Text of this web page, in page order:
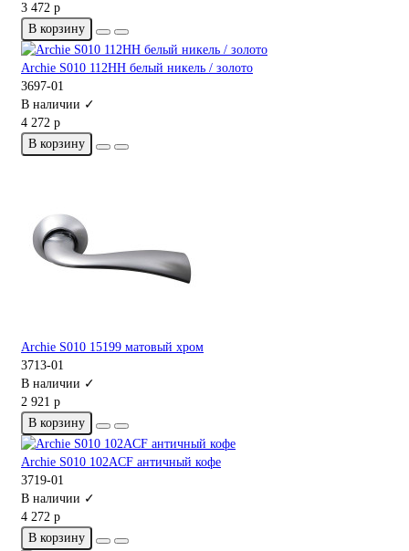
3 472 р
В корзину
Archie S010 112HH белый никель / золото
3697-01
В наличии ✓
4 272 р
В корзину
Archie S010 15199 матовый хром
3713-01
В наличии ✓
2 921 р
В корзину
Archie S010 102ACF античный кофе
3719-01
В наличии ✓
4 272 р
В корзину